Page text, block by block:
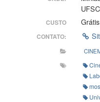
CUSTO Grátis
CONTATO: